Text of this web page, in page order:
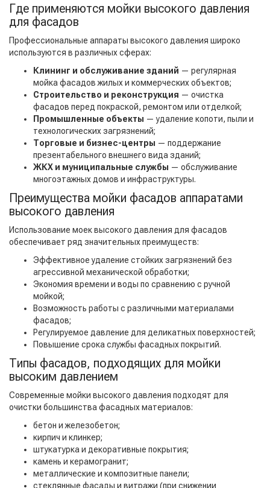
Где применяются мойки высокого давления
для фасадов
Профессиональные аппараты высокого давления широко
используются в различных сферах:
Клининг и обслуживание зданий — регулярная
мойка фасадов жилых и коммерческих объектов;
Строительство и реконструкция — очистка
фасадов перед покраской, ремонтом или отделкой;
Промышленные объекты — удаление копоти, пыли и
технологических загрязнений;
Торговые и бизнес-центры — поддержание
презентабельного внешнего вида зданий;
ЖКХ и муниципальные службы — обслуживание
многоэтажных домов и инфраструктуры.
Преимущества мойки фасадов аппаратами
высокого давления
Использование моек высокого давления для фасадов
обеспечивает ряд значительных преимуществ:
Эффективное удаление стойких загрязнений без
агрессивной механической обработки;
Экономия времени и воды по сравнению с ручной
мойкой;
Возможность работы с различными материалами
фасадов;
Регулируемое давление для деликатных поверхностей;
Повышение срока службы фасадных покрытий.
Типы фасадов, подходящих для мойки
высоким давлением
Современные мойки высокого давления подходят для
очистки большинства фасадных материалов:
бетон и железобетон;
кирпич и клинкер;
штукатурка и декоративные покрытия;
камень и керамогранит;
металлические и композитные панели;
стеклянные фасады и витражи (при снижении